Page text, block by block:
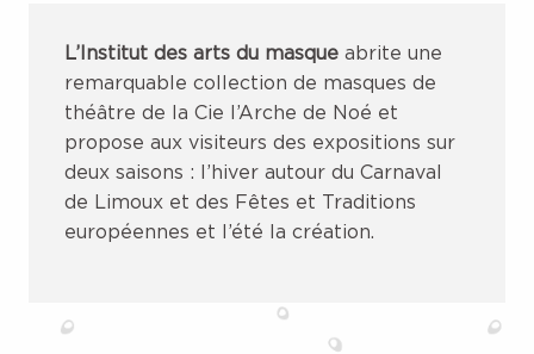
L’Institut des arts du masque abrite une
remarquable collection de masques de
théâtre de la Cie l’Arche de Noé et
propose aux visiteurs des expositions sur
deux saisons : l’hiver autour du Carnaval
de Limoux et des Fêtes et Traditions
européennes et l’été la création.